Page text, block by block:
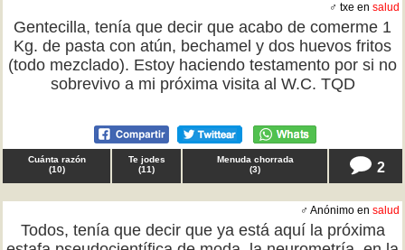
♂ txe en salud
Gentecilla, tenía que decir que acabo de comerme 1
Kg. de pasta con atún, bechamel y dos huevos fritos
(todo mezclado). Estoy haciendo testamento por si no
sobrevivo a mi próxima visita al W.C. TQD
Cuánta razón
(10)
Te jodes
(11)
Menuda chorrada
(3) 2
♂ Anónimo en salud
Todos, tenía que decir que ya está aquí la próxima